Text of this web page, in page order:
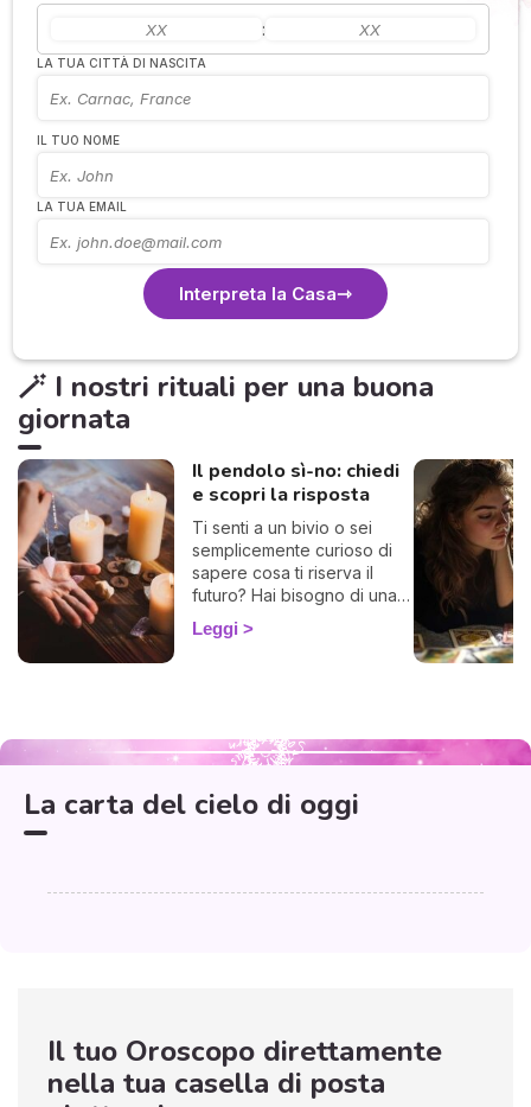
:
LA TUA CITTÀ DI NASCITA
IL TUO NOME
LA TUA EMAIL
Interpreta la Casa
🪄 I nostri rituali per una buona
giornata
Il pendolo sì-no: chiedi
e scopri la risposta
Ti senti a un bivio o sei
semplicemente curioso di
sapere cosa ti riserva il
futuro? Hai bisogno di una
risposta chiara? Allora sei
nel posto giusto! Ti invito a
negative. Che tu sia alle
potrebbe illuminarti in modo
sorprendente.
Leggi
Gemini
Taurus
Aries
Pisces
Aquarius
Capricorn
Sagittarius
Scorpio
Libra
Virgo
Leo
Cancer
La carta del cielo di oggi
Il tuo Oroscopo direttamente
nella tua casella di posta